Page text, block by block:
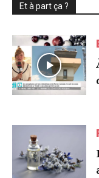
Et à part ça ?